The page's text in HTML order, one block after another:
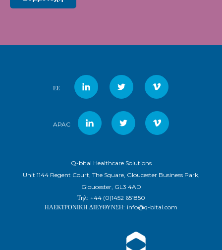
ΕΕ
APAC
Q-bital Healthcare Solutions
Unit 1144 Regent Court, The Square, Gloucester Business Park,
Gloucester, GL3 4AD
Τηλ: +44 (0)1452 651850
ΗΛΕΚΤΡΟΝΙΚΗ ΔΙΕΥΘΥΝΣΗ: info@q-bital.com